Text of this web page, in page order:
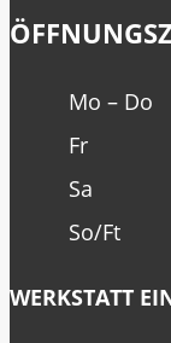
Mo – Do
Fr
Sa
So/Ft
WERKSTATT